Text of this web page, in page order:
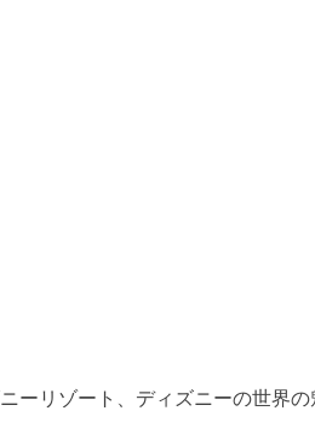
リゾート、ディズニーの世界の